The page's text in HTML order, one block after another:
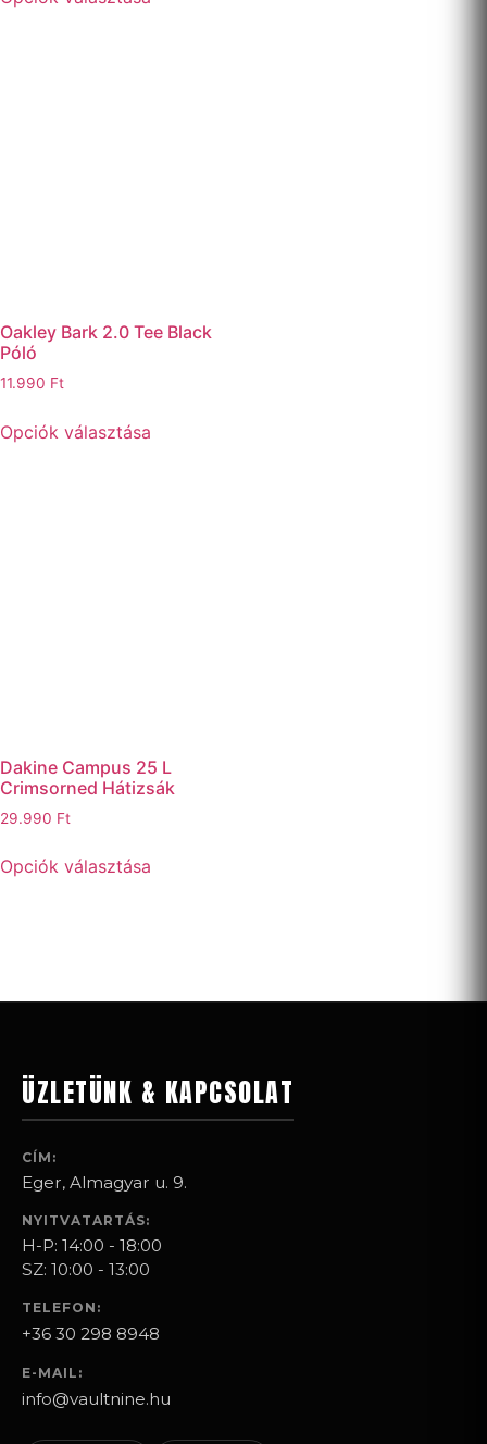
Oakley Bark 2.0 Tee Black
Póló
11.990 Ft
Opciók választása
Dakine Campus 25 L
Crimsorned Hátizsák
29.990 Ft
Opciók választása
ÜZLETÜNK & KAPCSOLAT
CÍM:
Eger, Almagyar u. 9.
NYITVATARTÁS:
H-P: 14:00 - 18:00
SZ: 10:00 - 13:00
TELEFON:
+36 30 298 8948
E-MAIL:
info@vaultnine.hu